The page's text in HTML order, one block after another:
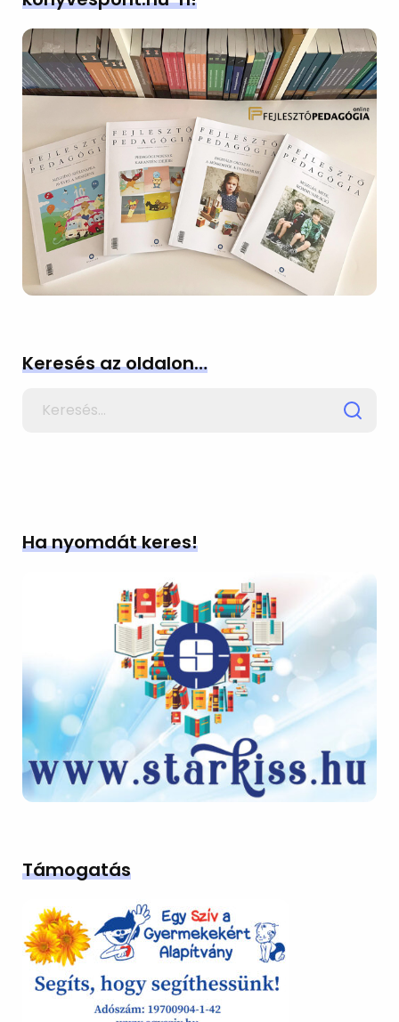
Keresés az oldalon…
Ha nyomdát keres!
Támogatás